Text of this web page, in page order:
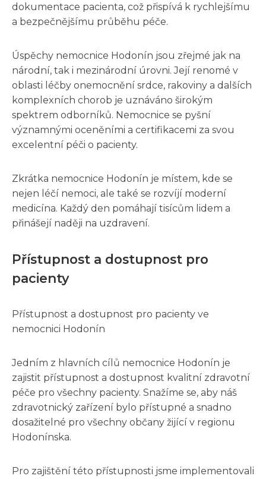
dokumentace pacienta, což přispívá k rychlejšímu
a bezpečnějšímu průběhu péče.
Úspěchy nemocnice Hodonín jsou zřejmé jak na
národní, tak i mezinárodní úrovni. Její renomé v
oblasti léčby onemocnění srdce, rakoviny a dalších
komplexních chorob je uznáváno širokým
spektrem odborníků. Nemocnice se pyšní
významnými oceněními a certifikacemi za svou
excelentní péči o pacienty.
Zkrátka nemocnice Hodonín je místem, kde se
nejen léčí nemoci, ale také se rozvíjí moderní
medicína. Každý den pomáhají tisícům lidem a
přinášejí naději na uzdravení.
Přístupnost a dostupnost pro
pacienty
Přístupnost a dostupnost pro pacienty ve
nemocnici Hodonín
Jedním z hlavních cílů nemocnice Hodonín je
zajistit přístupnost a dostupnost kvalitní zdravotní
péče pro všechny pacienty. Snažíme se, aby náš
zdravotnický zařízení bylo přístupné a snadno
dosažitelné pro všechny občany žijící v regionu
Hodonínska.
Pro zajištění této přístupnosti jsme implementovali